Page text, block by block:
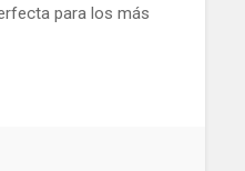
para los más